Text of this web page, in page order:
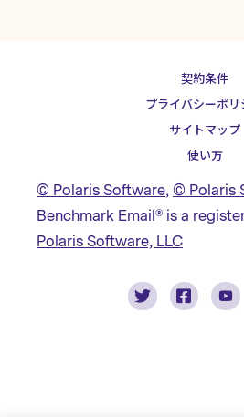
契約条件
プライバシーポリ
サイトマップ
使い方
© Polaris Software, © Polaris
Benchmark Email® is a
Polaris Software, LLC